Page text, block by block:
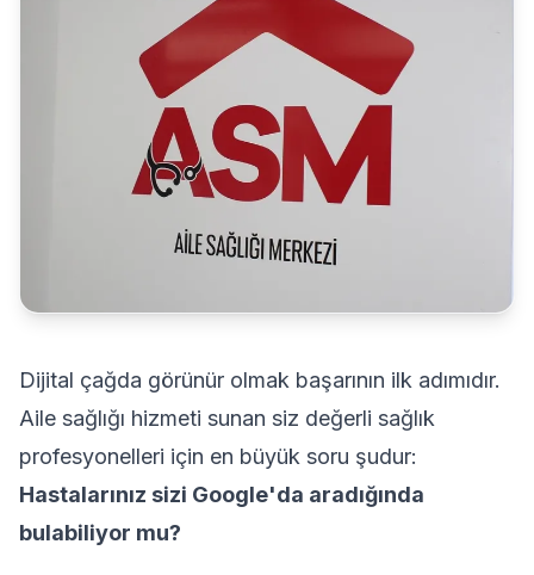
Teklif Al
Dijital çağda görünür olmak başarının ilk adımıdır.
Aile sağlığı hizmeti sunan siz değerli sağlık
profesyonelleri için en büyük soru şudur:
Hastalarınız sizi Google'da aradığında
bulabiliyor mu?